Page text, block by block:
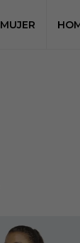
MUJER